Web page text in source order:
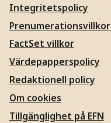
Integritetspolicy
Prenumerationsvillkor
FactSet villkor
Värdepapperspolicy
Redaktionell policy
Om cookies
Tillgänglighet på EFN